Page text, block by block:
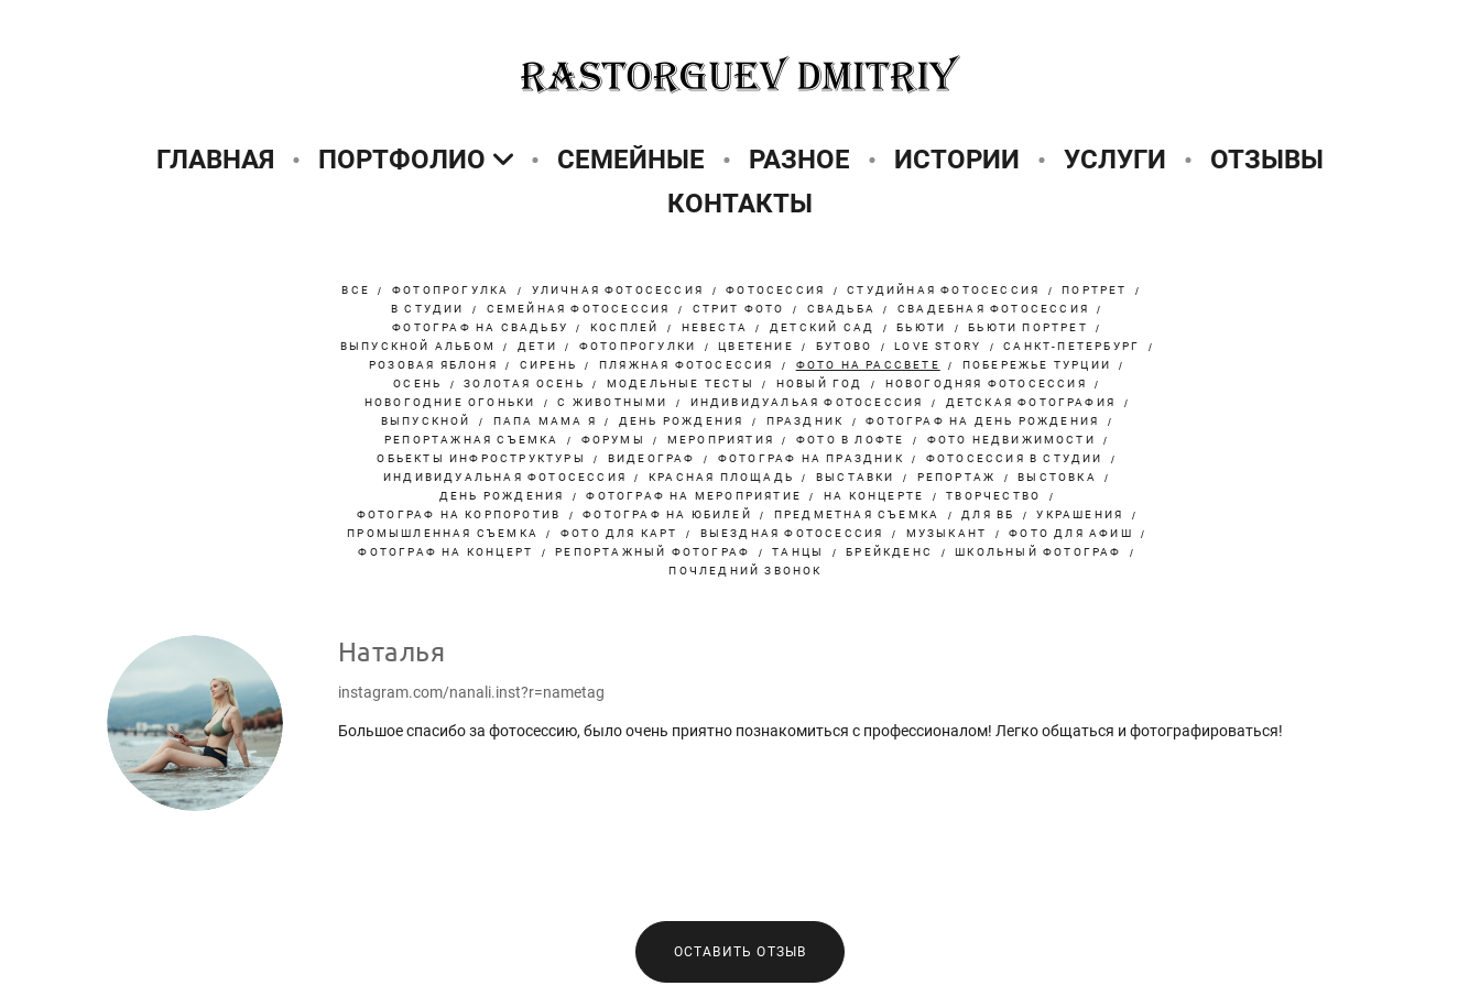
ГЛАВНАЯ ПОРТФОЛИО СЕМЕЙНЫЕ РАЗНОЕ ИСТОРИИ УСЛУГИ
ОТЗЫВЫ
КОНТАКТЫ
ВСЕ ФОТОПРОГУЛКА УЛИЧНАЯ ФОТОСЕССИЯ ФОТОСЕССИЯ СТУДИЙНАЯ ФОТОСЕССИЯ
ПОРТРЕТ
В СТУДИИ
СЕМЕЙНАЯ ФОТОСЕССИЯ СТРИТ ФОТО СВАДЬБА
СВАДЕБНАЯ ФОТОСЕССИЯ
ФОТОГРАФ НА СВАДЬБУ
КОСПЛЕЙ НЕВЕСТА ДЕТСКИЙ САД БЬЮТИ
БЬЮТИ ПОРТРЕТ
ВЫПУСКНОЙ АЛЬБОМ
ДЕТИ ФОТОПРОГУЛКИ ЦВЕТЕНИЕ БУТОВО LOVE STORY
САНКТ-ПЕТЕРБУРГ
РОЗОВАЯ ЯБЛОНЯ
СИРЕНЬ ПЛЯЖНАЯ ФОТОСЕССИЯ ФОТО НА РАССВЕТЕ
ПОБЕРЕЖЬЕ ТУРЦИИ
ОСЕНЬ
ЗОЛОТАЯ ОСЕНЬ МОДЕЛЬНЫЕ ТЕСТЫ НОВЫЙ ГОД
НОВОГОДНЯЯ ФОТОСЕССИЯ
НОВОГОДНИЕ ОГОНЬКИ
С ЖИВОТНЫМИ ИНДИВИДУАЛЬАЯ ФОТОСЕССИЯ
ДЕТСКАЯ ФОТОГРАФИЯ
ВЫПУСКНОЙ
ПАПА МАМА Я ДЕНЬ РОЖДЕНИЯ ПРАЗДНИК
ФОТОГРАФ НА ДЕНЬ РОЖДЕНИЯ
РЕПОРТАЖНАЯ СЪЕМКА
ФОРУМЫ МЕРОПРИЯТИЯ ФОТО В ЛОФТЕ
ФОТО НЕДВИЖИМОСТИ
ОБЬЕКТЫ ИНФРОСТРУКТУРЫ
ВИДЕОГРАФ ФОТОГРАФ НА ПРАЗДНИК
ФОТОСЕССИЯ В СТУДИИ
ИНДИВИДУАЛЬНАЯ ФОТОСЕССИЯ
КРАСНАЯ ПЛОЩАДЬ ВЫСТАВКИ РЕПОРТАЖ
ВЫСТОВКА
ДЕНЬ РОЖДЕНИЯ
ФОТОГРАФ НА МЕРОПРИЯТИЕ НА КОНЦЕРТЕ
ТВОРЧЕСТВО
ФОТОГРАФ НА КОРПОРОТИВ
ФОТОГРАФ НА ЮБИЛЕЙ ПРЕДМЕТНАЯ СЪЕМКА ДЛЯ ВБ
УКРАШЕНИЯ
ПРОМЫШЛЕННАЯ СЪЕМКА
ФОТО ДЛЯ КАРТ ВЫЕЗДНАЯ ФОТОСЕССИЯ МУЗЫКАНТ
ФОТО ДЛЯ АФИШ
ФОТОГРАФ НА КОНЦЕРТ
РЕПОРТАЖНЫЙ ФОТОГРАФ ТАНЦЫ БРЕЙКДЕНС
ШКОЛЬНЫЙ ФОТОГРАФ
ПОЧЛЕДНИЙ ЗВОНОК
Наталья
instagram.com/nanali.inst?r=nametag
Большое спасибо за фотосессию, было очень приятно познакомиться с профессионалом! Легко общаться и фотографироваться!
ОСТАВИТЬ ОТЗЫВ